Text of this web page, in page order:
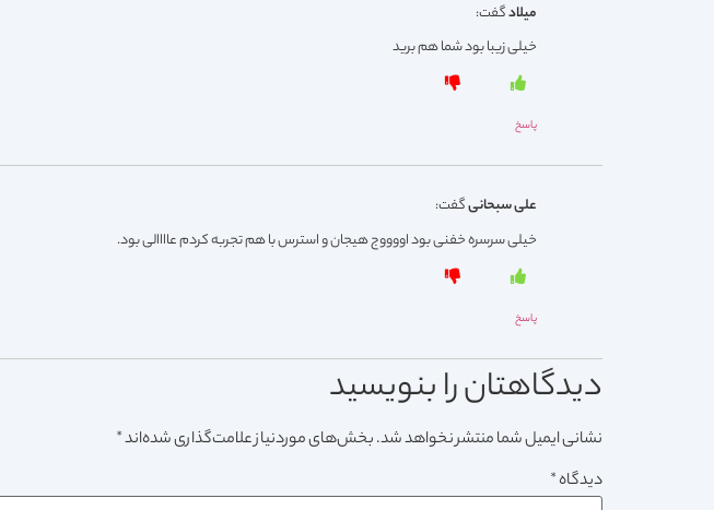
میلادگفت:
خیلی زیبا بود شما هم برید
پاسخ
علی سبحانیگفت:
خیلی سرسره خفنی بود اووووج هیجان و استرس با هم تجربه کردم عاااالی بود.
پاسخ
دیدگاهتان را بنویسید
نشانی ایمیل شما منتشر نخواهد شد.بخش‌های موردنیاز علامت‌گذاری شده‌اند*
دیدگاه*